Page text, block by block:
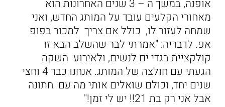
אופנה, במשך ה – 3 שנים האחרונות הוא
מאחורי הקלעים עובד על המותג החדש, ואני
שמחה לעזור לו, כולל אם צריך למכור בפופ
אפ. לדבריה: "אמרתי לבר שהשלב הבא זו
קולקציית בגדי ים לנשים, ולאירוע השקה
הגעתי עם חולצה של המותג. אנחנו כבר 4 וחצי
שנים יחד, וכולם שואלים אותי מה עם חתונה
אבל אני רק בת 21!! יש לי זמן!"